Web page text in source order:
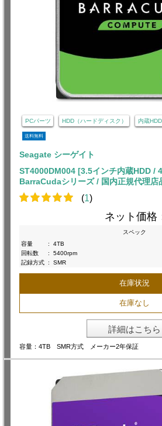
PCパーツ HDD（ハードディスク） 内蔵HDD
送料無料
Seagate シーゲイト
ST4000DM004 [3.5インチ内蔵HDD /
BarraCudaシリーズ / 国内正規代理店
(1)
ネット価格
スペック
容量
:
4TB
回転数
:
5400rpm
記録方式 : SMR
在庫状況
在庫なし
詳細はこちら
容量：4TB SMR方式 メーカー2年保証